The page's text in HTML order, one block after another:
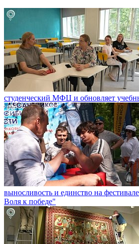
студенческий МФЦ и обновляет
выносливость и единство на
Воля к победе"